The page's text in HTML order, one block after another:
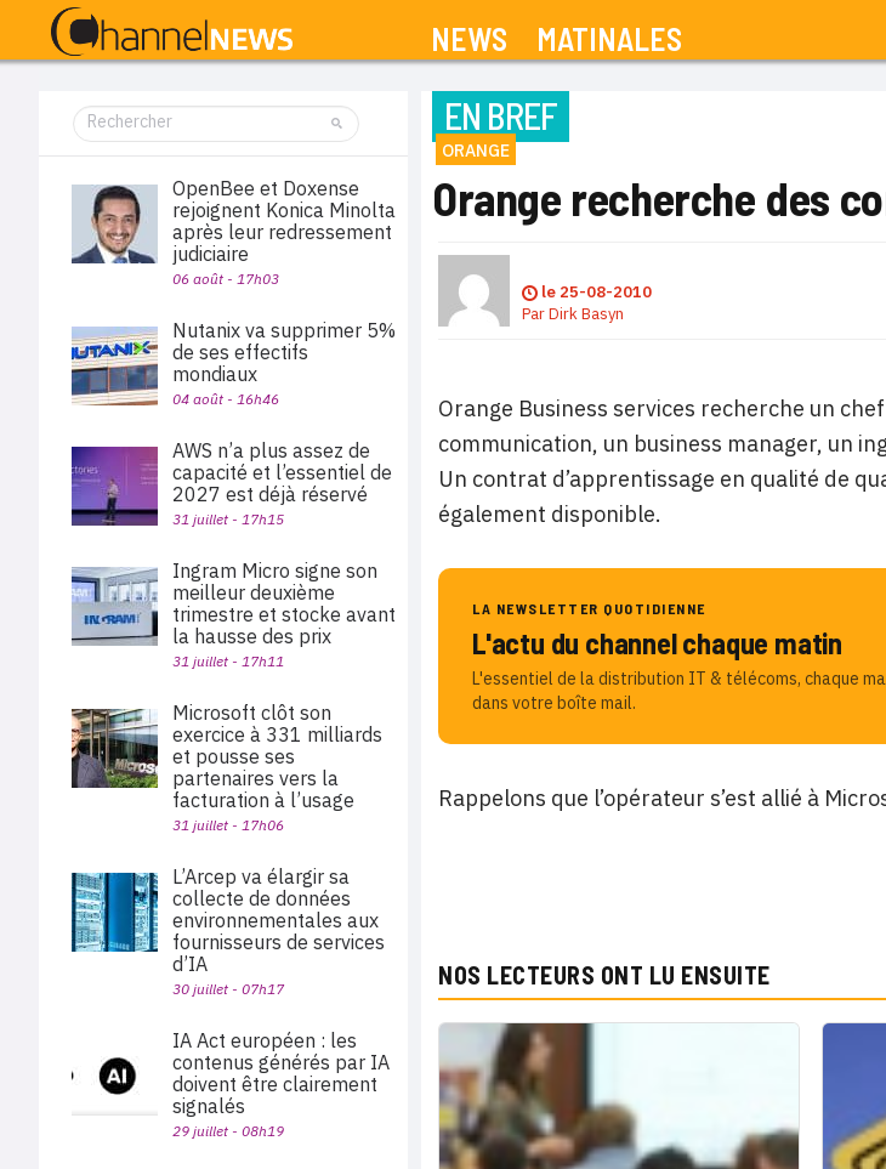
NEWS MATINALES
EN BREF
ORANGE
Orange recherche des
le 25-08-2010
ParDirk Basyn
Orange Business services recherche un
communication, un business manager, un
Un contrat d’apprentissage en qualité de
également disponible.
LA NEWSLETTER QUOTIDIENNE
L'actu du channel chaque matin
L'essentiel de la distribution IT & télécoms, chaque
dans votre boîte mail.
Rappelons que l’opérateur s’est allié à
NOS LECTEURS ONT LU ENSUITE
OpenBee et Doxense
rejoignent Konica Minolta
après leur redressement
judiciaire
06 août - 17h03
Nutanix va supprimer 5%
de ses effectifs
mondiaux
04 août - 16h46
AWS n’a plus assez de
capacité et l’essentiel de
2027 est déjà réservé
31 juillet - 17h15
Ingram Micro signe son
meilleur deuxième
trimestre et stocke avant
la hausse des prix
31 juillet - 17h11
Microsoft clôt son
exercice à 331 milliards
et pousse ses
partenaires vers la
facturation à l’usage
31 juillet - 17h06
L’Arcep va élargir sa
collecte de données
environnementales aux
fournisseurs de services
d’IA
30 juillet - 07h17
IA Act européen : les
contenus générés par IA
doivent être clairement
signalés
29 juillet - 08h19